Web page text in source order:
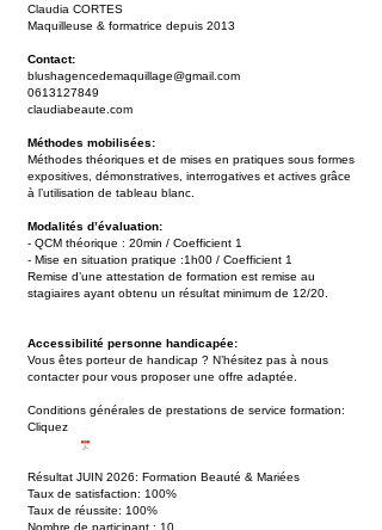
Claudia CORTES
Maquilleuse & formatrice depuis 2013
Contact:
blushagencedemaquillage@gmail.com
0613127849
claudiabeaute.com
Méthodes mobilisées:
Méthodes théoriques et de mises en pratiques sous formes
expositives, démonstratives, interrogatives et actives grâce
à l’utilisation de tableau blanc.
Modalités d’évaluation:
- QCM théorique : 20min / Coefficient 1
- Mise en situation pratique :1h00 / Coefficient 1
Remise d’une attestation de formation est remise au
stagiaires ayant obtenu un résultat minimum de 12/20.
Accessibilité personne handicapée:
Vous êtes porteur de handicap ? N’hésitez pas à nous
contacter pour vous proposer une offre adaptée.
Conditions générales de prestations de service formation:
Cliquez
Résultat JUIN 2026: Formation Beauté & Mariées
Taux de satisfaction: 100%
Taux de réussite: 100%
Nombre de participant : 10